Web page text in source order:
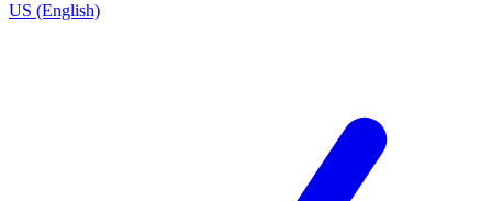
US (English)